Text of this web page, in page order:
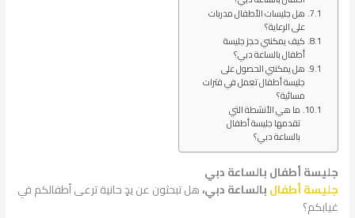
هل جليسات الأطفال مدربات
على الرعاية؟
كيف يمكنني حجز جليسة
أطفال بالساعة دبي؟
هل يمكنني الحصول على
جليسة أطفال تعمل في فترات
مسائية؟
ما هي الأنشطة التي
تقدمها جليسة أطفال
بالساعة دبي؟
جليسة أطفال بالساعة دبي
جليسة أطفالبالساعة دبي،هل تبحثون عن يدٍ حانية ترعى أطفالكم في
غيابكم؟